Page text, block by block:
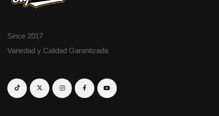
Since 2017
Variedad y Calidad Garantizada